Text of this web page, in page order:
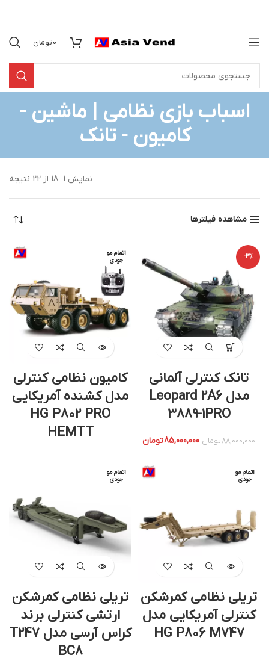
0تومان
اسباب بازی نظامی | ماشین -
کامیون - تانک
نمایش 1–18 از 22 نتیجه
مشاهده فیلترها
-3%
تانک کنترلی آلمانی
مدل Leopard 2A6
3889-1PRO
88,000,000تومان 85,000,000تومان
اتمام مو
جودی
کامیون نظامی کنترلی
مدل کشنده آمریکایی
HG P802 PRO
HEMTT
اتمام مو
جودی
تریلی نظامی کمرشکن
کنترلی آمریکایی مدل
HG P806 M747
اتمام مو
جودی
تریلی نظامی کمرشکن
ارتشی کنترلی برند
کراس آرسی مدل T247
BC8